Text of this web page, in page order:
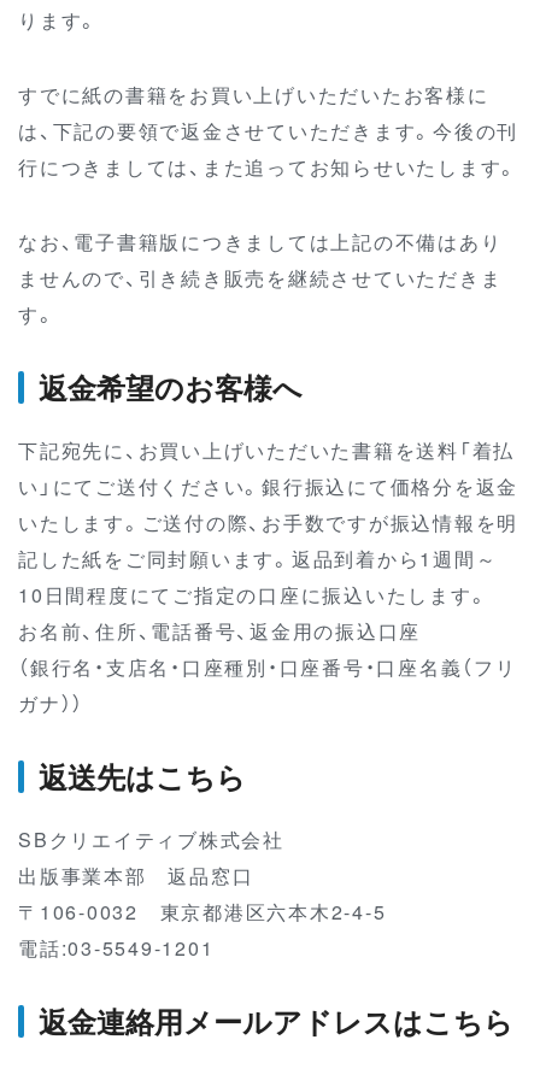
ります。
すでに紙の書籍をお買い上げいただいたお客様に
は、下記の要領で返金させていただきます。今後の刊
行につきましては、また追ってお知らせいたします。
なお、電子書籍版につきましては上記の不備はあり
ませんので、引き続き販売を継続させていただきま
す。
返金希望のお客様へ
下記宛先に、お買い上げいただいた書籍を送料「着払
い」にてご送付ください。銀行振込にて価格分を返金
いたします。ご送付の際、お手数ですが振込情報を明
記した紙をご同封願います。返品到着から1週間～
10日間程度にてご指定の口座に振込いたします。
お名前、住所、電話番号、返金用の振込口座
（銀行名・支店名・口座種別・口座番号・口座名義（フリ
ガナ））
返送先はこちら
SBクリエイティブ株式会社
出版事業本部 返品窓口
〒106-0032 東京都港区六本木2-4-5
電話:03-5549-1201
返金連絡用メールアドレスはこちら